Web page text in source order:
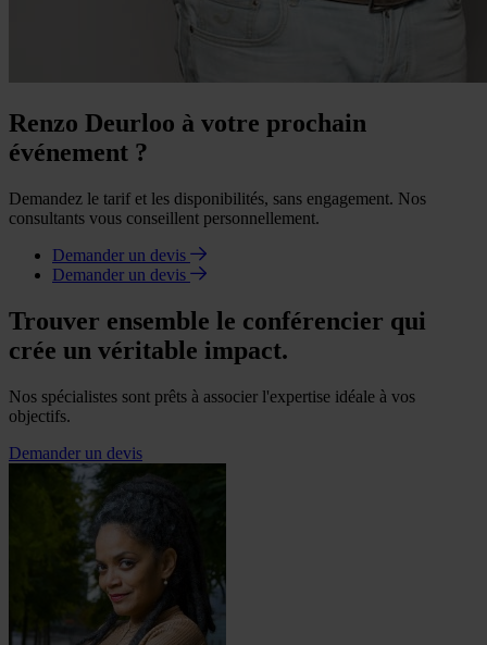
Renzo Deurloo à votre prochain
événement ?
Demandez le tarif et les disponibilités, sans engagement. Nos
consultants vous conseillent personnellement.
Demander un devis
Demander un devis
Trouver ensemble le conférencier qui
crée un véritable impact.
Nos spécialistes sont prêts à associer l'expertise idéale à vos
objectifs.
Demander un devis